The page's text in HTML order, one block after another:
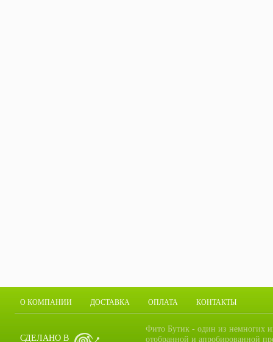
О КОМПАНИИ ДОСТАВКА ОПЛАТА КОНТАКТЫ
СДЕЛАНО В
Фито Бутик - один из немногих
отобранной и апробированной